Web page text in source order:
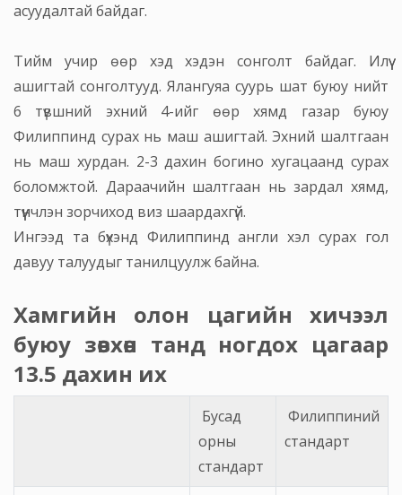
асуудалтай байдаг.
Тийм учир өөр хэд хэдэн сонголт байдаг. Илүү
ашигтай сонголтууд. Ялангуяа суурь шат буюу нийт
6 түвшний эхний 4-ийг өөр хямд газар буюу
Филиппинд сурах нь маш ашигтай. Эхний шалтгаан
нь маш хурдан. 2-3 дахин богино хугацаанд сурах
боломжтой. Дараачийн шалтгаан нь зардал хямд,
түүнчлэн зорчиход виз шаардахгүй.
Ингээд та бүхэнд Филиппинд англи хэл сурах гол
давуу талуудыг танилцуулж байна.
Хамгийн олон цагийн хичээл
буюу зөвхөн танд ногдох цагаар
13.5 дахин их
Бусад
орны
стандарт
Филиппиний
стандарт